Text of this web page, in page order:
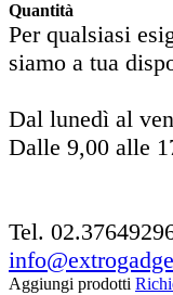
Quantità
Per qualsiasi
siamo a tua
Dal lunedì al
Dalle 9,00 alle
Tel.
Aggiungi prodotti